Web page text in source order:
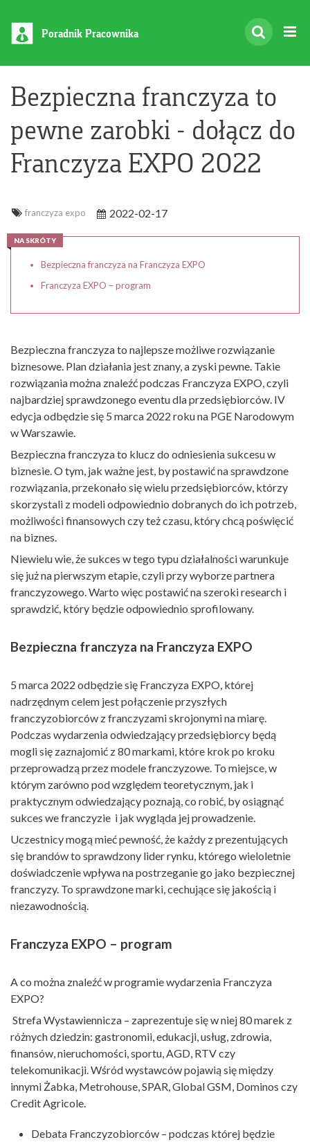
Poradnik Pracownika
Bezpieczna franczyza to
pewne zarobki - dołącz do
Franczyza EXPO 2022
franczyza expo 2022-02-17
NA SKRÓTY
Bezpieczna franczyza na Franczyza EXPO
Franczyza EXPO – program
Bezpieczna franczyza to najlepsze możliwe rozwiązanie
biznesowe. Plan działania jest znany, a zyski pewne. Takie
rozwiązania można znaleźć podczas Franczyza EXPO, czyli
najbardziej sprawdzonego eventu dla przedsiębiorców. IV
edycja odbędzie się 5 marca 2022 roku na PGE Narodowym
w Warszawie.
Bezpieczna franczyza to klucz do odniesienia sukcesu w
biznesie. O tym, jak ważne jest, by postawić na sprawdzone
rozwiązania, przekonało się wielu przedsiębiorców, którzy
skorzystali z modeli odpowiednio dobranych do ich potrzeb,
możliwości finansowych czy też czasu, który chcą poświęcić
na biznes.
Niewielu wie, że sukces w tego typu działalności warunkuje
się już na pierwszym etapie, czyli przy wyborze partnera
franczyzowego. Warto więc postawić na szeroki research i
sprawdzić, który będzie odpowiednio sprofilowany.
Bezpieczna franczyza na Franczyza EXPO
5 marca 2022 odbędzie się Franczyza EXPO, której
nadrzędnym celem jest połączenie przyszłych
franczyzobiorców z franczyzami skrojonymi na miarę.
Podczas wydarzenia odwiedzający przedsiębiorcy będą
mogli się zaznajomić z 80 markami, które krok po kroku
przeprowadzą przez modele franczyzowe. To miejsce, w
którym zarówno pod względem teoretycznym, jak i
praktycznym odwiedzający poznają, co robić, by osiągnąć
sukces we franczyzie i jak wygląda jej prowadzenie.
Uczestnicy mogą mieć pewność, że każdy z prezentujących
się brandów to sprawdzony lider rynku, którego wieloletnie
doświadczenie wpływa na postrzeganie go jako bezpiecznej
franczyzy. To sprawdzone marki, cechujące się jakością i
niezawodnością.
Franczyza EXPO – program
A co można znaleźć w programie wydarzenia Franczyza
EXPO?
Strefa Wystawiennicza – zaprezentuje się w niej 80 marek z
różnych dziedzin: gastronomii, edukacji, usług, zdrowia,
finansów, nieruchomości, sportu, AGD, RTV czy
telekomunikacji. Wśród wystawców pojawią się między
innymi Żabka, Metrohouse, SPAR, Global GSM, Dominos czy
Credit Agricole.
Debata Franczyzobiorców – podczas której będzie